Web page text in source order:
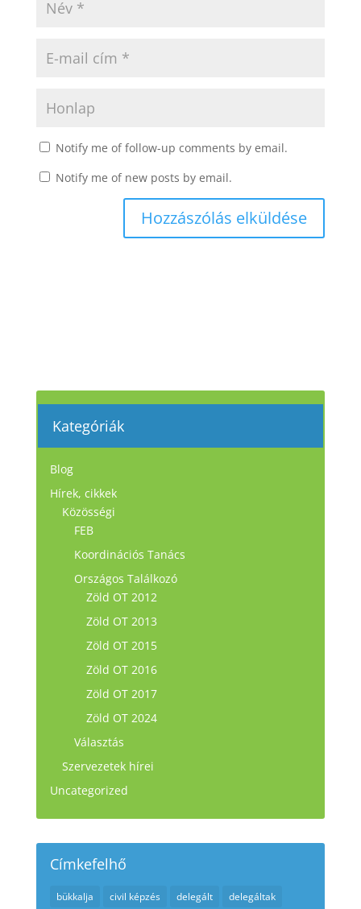
Notify me of follow-up comments by email.
Notify me of new posts by email.
Kategóriák
Blog
Hírek, cikkek
Közösségi
FEB
Koordinációs Tanács
Országos Találkozó
Zöld OT 2012
Zöld OT 2013
Zöld OT 2015
Zöld OT 2016
Zöld OT 2017
Zöld OT 2024
Választás
Szervezetek hírei
Uncategorized
Címkefelhő
bükkalja civil képzés delegált
delegáltak